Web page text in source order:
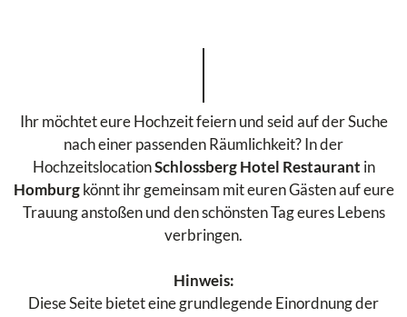
Ihr möchtet eure Hochzeit feiern und seid auf der Suche
nach einer passenden Räumlichkeit? In der
HochzeitslocationSchlossberg Hotel Restaurant in
Homburgkönnt ihr gemeinsam mit euren Gästen auf eure
Trauung anstoßen und den schönsten Tag eures Lebens
verbringen.
Hinweis:
Diese Seite bietet eine grundlegende Einordnung der